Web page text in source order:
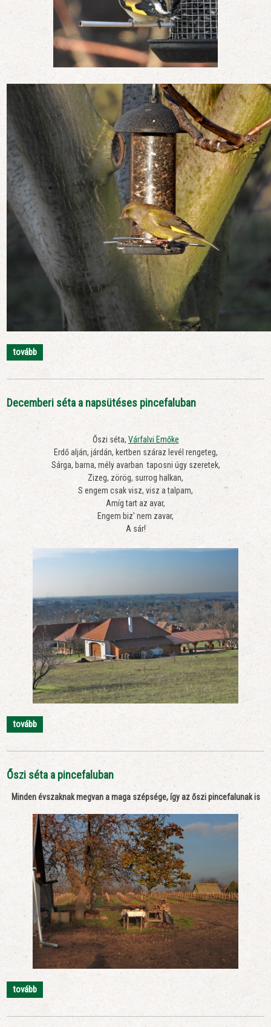
tovább
Decemberi séta a napsütéses pincefaluban
Őszi séta, Várfalvi Emőke
Erdő alján, járdán, kertben száraz levél rengeteg,
Sárga, barna, mély avarban taposni úgy szeretek,
Zizeg, zörög, surrog halkan,
S engem csak visz, visz a talpam,
Amíg tart az avar,
Engem biz' nem zavar,
A sár!
tovább
Őszi séta a pincefaluban
Minden évszaknak megvan a maga szépsége, így az őszi pincefalunak is
tovább